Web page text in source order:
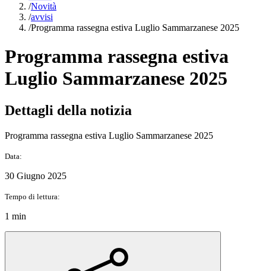
/Novità
/avvisi
/Programma rassegna estiva Luglio Sammarzanese 2025
Programma rassegna estiva
Luglio Sammarzanese 2025
Dettagli della notizia
Programma rassegna estiva Luglio Sammarzanese 2025
Data:
30 Giugno 2025
Tempo di lettura:
1 min